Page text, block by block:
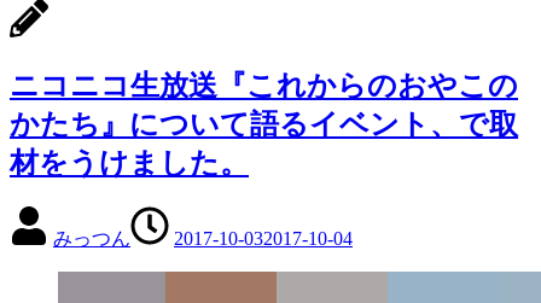
有
ニコニコ生放送『これからのおやこの
かたち』について語るイベント、で取
材をうけました。
みっつん 2017-10-032017-10-04